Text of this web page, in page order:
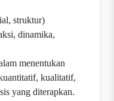
struktur)
dinamika,
menentukan
kualitatif,
yang diterapkan.